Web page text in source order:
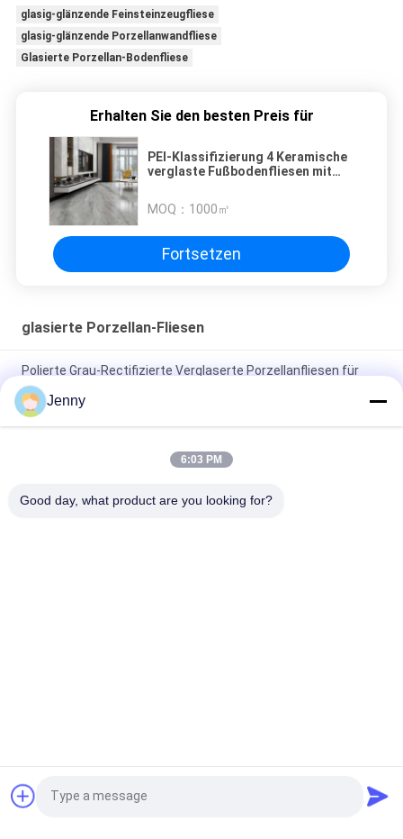
glasig-glänzende Feinsteinzeugfliese
glasig-glänzende Porzellanwandfliese
Glasierte Porzellan-Bodenfliese
Erhalten Sie den besten Preis für
PEI-Klassifizierung 4 Keramische
verglaste Fußbodenfliesen mit
MOQ： 1000㎡
Fortsetzen
glasierte Porzellan-Fliesen
Polierte Grau-Rectifizierte Verglaserte Porzellanfliesen für
Wohn- / Gewerbezwecke
Glanzverglasete, gerechte Porzellanfliesen mit polierten
Oberflächen mit geringer Wasserabsorption PEI 4
Finish Mit 0,05% Wasserabsorption
Zement-Blick-
Porzellan-Fliese Fordern Sie ein Angebot
Jenny
6:03 PM
Good day, what product are you looking for?